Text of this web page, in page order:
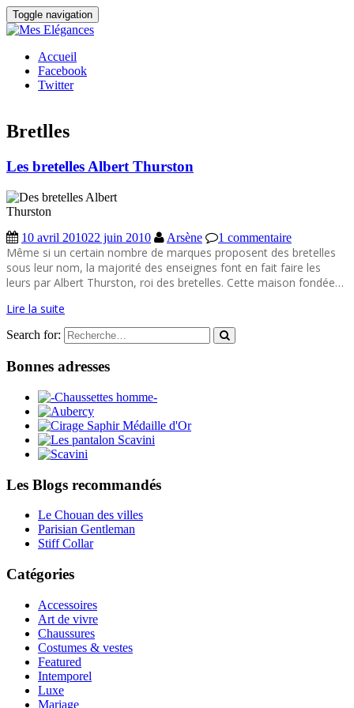
Toggle navigation
Accueil
Facebook
Twitter
Bretlles
Les bretelles Albert Thurston
10 avril 201022 juin 2010 Arsène 1 commentaire
Même si un certain nombre de marques proposent des bretelles
sous leur nom, la majorité des enseignes font en fait faire les
leurs par Albert Thurston, roi des bretelles. Cette maison fondée…
Lire la suite
Search for:
Bonnes adresses
Les Blogs recommandés
Le Chouan des villes
Parisian Gentleman
Stiff Collar
Catégories
Accessoires
Art de vivre
Chaussures
Costumes & vestes
Featured
Intemporel
Luxe
Mariage